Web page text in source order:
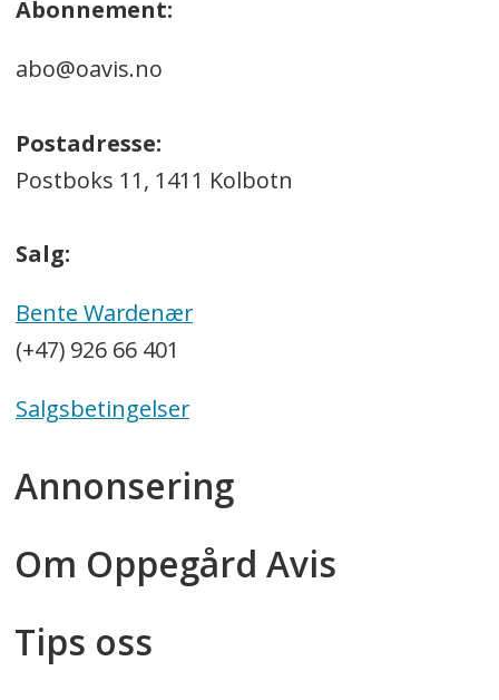
Abonnement:
abo@oavis.no
Postadresse:
Postboks 11, 1411 Kolbotn
Salg:
Bente Wardenær
(+47) 926 66 401
Salgsbetingelser
Annonsering
Om Oppegård Avis
Tips oss